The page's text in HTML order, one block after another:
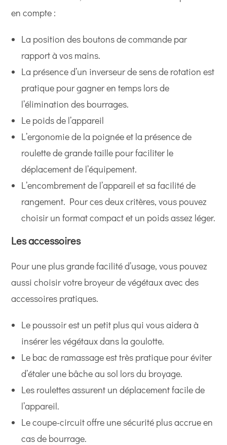
en compte :
La position des boutons de commande par
rapport à vos mains.
La présence d’un inverseur de sens de rotation est
pratique pour gagner en temps lors de
l’élimination des bourrages.
Le poids de l’appareil
L’ergonomie de la poignée et la présence de
roulette de grande taille pour faciliter le
déplacement de l’équipement.
L’encombrement de l’appareil et sa facilité de
rangement. Pour ces deux critères, vous pouvez
choisir un format compact et un poids assez léger.
Les accessoires
Pour une plus grande facilité d’usage, vous pouvez
aussi choisir votre broyeur de végétaux avec des
accessoires pratiques.
Le poussoir est un petit plus qui vous aidera à
insérer les végétaux dans la goulotte.
Le bac de ramassage est très pratique pour éviter
d’étaler une bâche au sol lors du broyage.
Les roulettes assurent un déplacement facile de
l’appareil.
Le coupe-circuit offre une sécurité plus accrue en
cas de bourrage.